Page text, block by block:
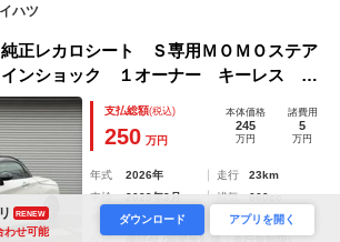
ハツ
レカロシート Ｓ専用ＭＯＭＯステア
インショック １オーナー キーレス コ
Ｄヘッドライト オートエアコン シー
フト パワーウィンドウ
支払総額(税込)
250 万円
本体価格
245
万円
諸費用
5
万円
年式 2026年 走行
23km
車検
2029年3月 排気
660cc
法定整備付 修復
なし
RENEW
わせ可能
ダウンロード アプリを開く